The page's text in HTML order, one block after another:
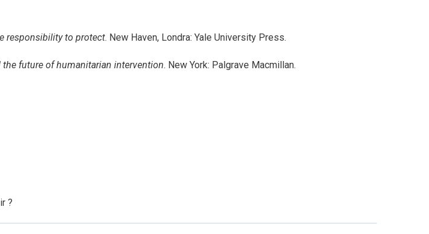
responsibility to protect. New Haven, Londra: Yale University Press.
future of humanitarian intervention. New York: Palgrave Macmillan.
?